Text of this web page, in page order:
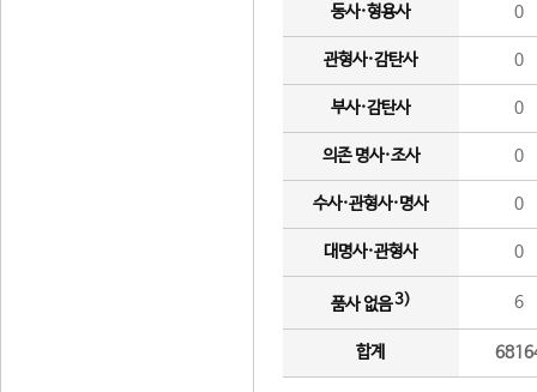
동사·형용사 0
관형사·감탄사 0
부사·감탄사 0
의존 명사·조사 0
수사·관형사·명사 0
대명사·관형사 0
품사 없음3) 6
합계